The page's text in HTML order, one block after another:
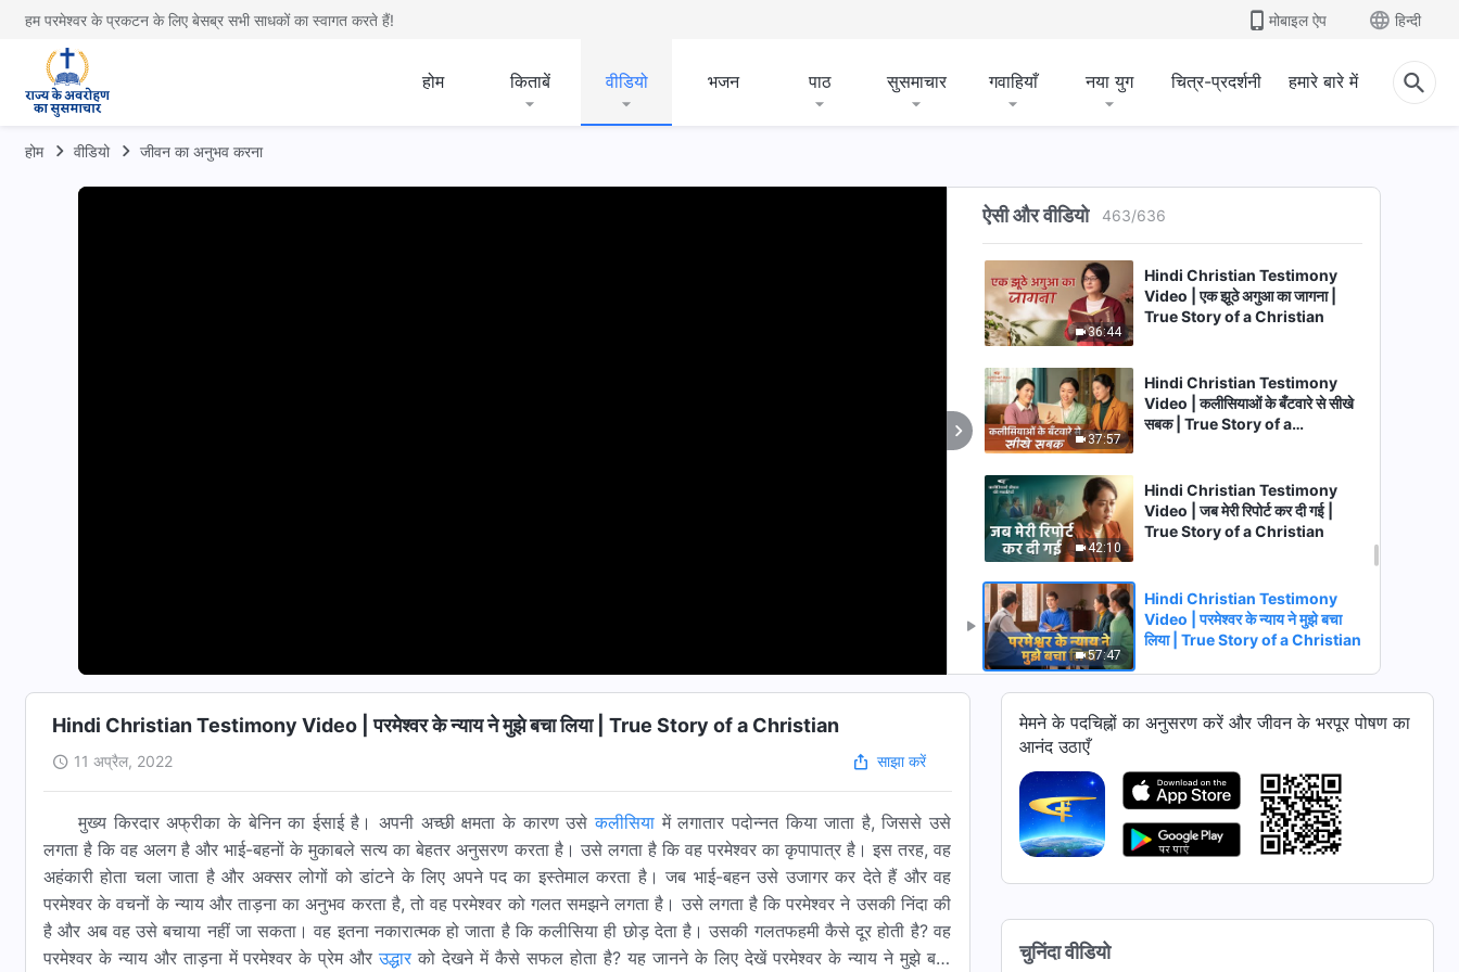
हम परमेश्वर के प्रकटन के लिए बेसब्र सभी साधकों का स्वागत करते हैं! मोबाइल ऐप हिन्दी
होम किताबें वीडियो भजन पाठ सुसमाचार गवाहियाँ नया युग चित्र-प्रदर्शनी हमारे बारे में
होम वीडियो जीवन का अनुभव करना
ऐसी और वीडियो 463/636
Video | मनमानी से अपना और दूसरों का
27:25
Video | किसी का दिल दुखे तो भी सत्य
पर अमल करो | True Story of a
36:44
Hindi Christian Testimony
Video | एक झूठे अगुआ का जागना |
True Story of a Christian
37:57
Hindi Christian Testimony
Video | कलीसियाओं के बँटवारे से सीखे
सबक | True Story of a
42:10
Hindi Christian Testimony
Video | जब मेरी रिपोर्ट कर दी गई |
True Story of a Christian
57:47
Hindi Christian Testimony
Video | परमेश्वर के न्याय ने मुझे बचा
लिया | True Story of a Christian
Video | कर्तव्य के लिए सत्य अनिवार्य है |
Hindi Christian Testimony
Video | अंधभक्ति का नतीजा | True
Story of a Christian
Hindi Christian Testimony
Hindi Christian Testimony Video | परमेश्वर के न्याय ने मुझे बचा लिया | True Story of a Christian
11 अप्रैल, 2022 साझा करें
मुख्य किरदार अफ्रीका के बेनिन का ईसाई है। अपनी अच्छी क्षमता के कारण उसेकलीसिया में लगातार पदोन्नत किया जाता है, जिससे उसे
लगता है कि वह अलग है और भा‌ई-बहनों के मुकाबले सत्य का बेहतर अनुसरण करता है। उसे लगता है कि वह परमेश्वर का कृपापात्र है। इस तरह, वह
अहंकारी होता चला जाता है और अक्सर लोगों को डांटने के लिए अपने पद का इस्तेमाल करता है। जब भा‌ई-बहन उसे उजागर कर देते हैं और वह
परमेश्वर के वचनों के न्याय और ताड़ना का अनुभव करता है, तो वह परमेश्वर को गलत समझने लगता है। उसे लगता है कि परमेश्वर ने उसकी निंदा की
है और अब वह उसे बचाया नहीं जा सकता। वह इतना नकारात्मक हो जाता है कि कलीसिया ही छोड़ देता है। उसकी गलतफहमी कैसे दूर होती है? वह
परमेश्वर के न्याय और ताड़ना में परमेश्वर के प्रेम औरउद्धार को देखने में कैसे सफल होता है? यह जानने के लिए देखें परमेश्वर के न्याय ने मुझे बचा
मेमने के पदचिह्नों का अनुसरण करें और जीवन के भरपूर पोषण का
आनंद उठाएँ
चुनिंदा वीडियो